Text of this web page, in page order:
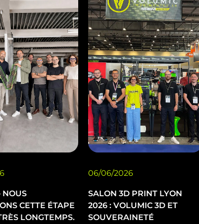
NOUS
CETTE ÉTAPE
LONGTEMPS.
06/06/2026
SALON 3D PRINT LYON
2026 : VOLUMIC 3D ET
SOUVERAINETÉ